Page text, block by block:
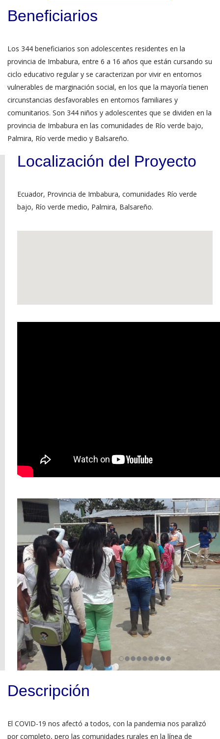
Beneficiarios
Los 344 beneficiarios son adolescentes residentes en la
provincia de Imbabura, entre 6 a 16 años que están cursando su
ciclo educativo regular y se caracterizan por vivir en entornos
vulnerables de marginación social, en los que la mayoría tienen
circunstancias desfavorables en entornos familiares y
comunitarios. Son 344 niños y adolescentes que se dividen en la
provincia de Imbabura en las comunidades de Río verde bajo,
Palmira, Río verde medio y Balsareño.
Localización del Proyecto
Ecuador, Provincia de Imbabura, comunidades Río verde
bajo, Río verde medio, Palmira, Balsareño.
Descripción
El COVID-19 nos afectó a todos, con la pandemia nos paralizó
por completo, pero las comunidades rurales en la línea de